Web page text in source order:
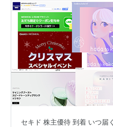
セキド 株主優待 到着 いつ